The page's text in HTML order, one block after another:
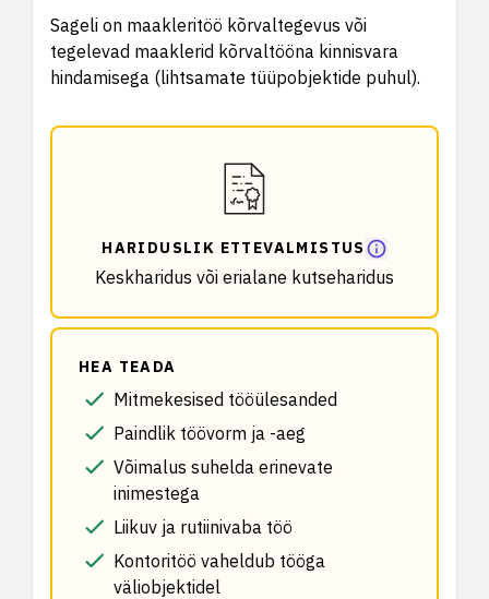
Sageli on maakleritöö kõrvaltegevus või
tegelevad maaklerid kõrvaltööna kinnisvara
hindamisega (lihtsamate tüüpobjektide puhul).
HARIDUSLIK ETTEVALMISTUS
Keskharidus või erialane kutseharidus
HEA TEADA
Mitmekesised tööülesanded
Paindlik töövorm ja -aeg
Võimalus suhelda erinevate
inimestega
Liikuv ja rutiinivaba töö
Kontoritöö vaheldub tööga
väliobjektidel